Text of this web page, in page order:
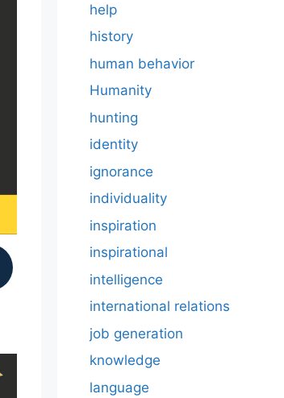
help
history
human behavior
Humanity
hunting
identity
ignorance
individuality
inspiration
inspirational
intelligence
international relations
job generation
knowledge
language